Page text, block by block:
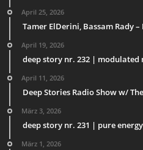
April 25, 2026
Tamer ElDerini, Bassam Rady –
April 19, 2026
deep story nr. 232 |
April 11, 2026
Deep Stories Radio Show w/
März 3, 2026
deep story nr. 231 | pure
März 1, 2026